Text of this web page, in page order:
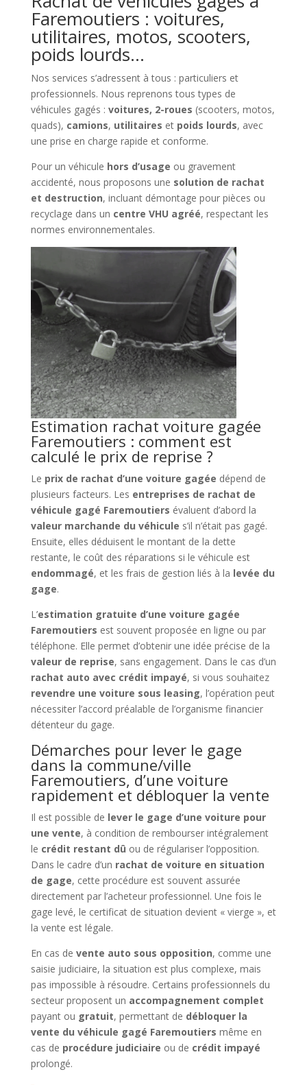
Faremoutiers : voitures,
utilitaires, motos, scooters,
poids lourds…
Nos services s’adressent à tous : particuliers et
professionnels. Nous reprenons tous types de
véhicules gagés : voitures, 2-roues (scooters, motos,
quads), camions, utilitaires et poids lourds, avec
une prise en charge rapide et conforme.
Pour un véhicule hors d’usage ou gravement
accidenté, nous proposons une solution de rachat
et destruction, incluant démontage pour pièces ou
recyclage dans un centre VHU agréé, respectant les
normes environnementales.
Estimation rachat voiture gagée
Faremoutiers : comment est
calculé le prix de reprise ?
Le prix de rachat d’une voiture gagée dépend de
plusieurs facteurs. Les entreprises de rachat de
véhicule gagé Faremoutiers évaluent d’abord la
valeur marchande du véhicule s’il n’était pas gagé.
Ensuite, elles déduisent le montant de la dette
restante, le coût des réparations si le véhicule est
endommagé, et les frais de gestion liés à la levée du
gage.
L’estimation gratuite d’une voiture gagée
Faremoutiers est souvent proposée en ligne ou par
téléphone. Elle permet d’obtenir une idée précise de la
valeur de reprise, sans engagement. Dans le cas d’un
rachat auto avec crédit impayé, si vous souhaitez
revendre une voiture sous leasing, l’opération peut
nécessiter l’accord préalable de l’organisme financier
détenteur du gage.
Démarches pour lever le gage
dans la commune/ville
Faremoutiers, d’une voiture
rapidement et débloquer la vente
Il est possible de lever le gage d’une voiture pour
une vente, à condition de rembourser intégralement
le crédit restant dû ou de régulariser l’opposition.
Dans le cadre d’un rachat de voiture en situation
de gage, cette procédure est souvent assurée
directement par l’acheteur professionnel. Une fois le
gage levé, le certificat de situation devient « vierge », et
la vente est légale.
En cas de vente auto sous opposition, comme une
saisie judiciaire, la situation est plus complexe, mais
pas impossible à résoudre. Certains professionnels du
secteur proposent un accompagnement complet
payant ou gratuit, permettant de débloquer la
vente du véhicule gagé Faremoutiers même en
cas de procédure judiciaire ou de crédit impayé
prolongé.